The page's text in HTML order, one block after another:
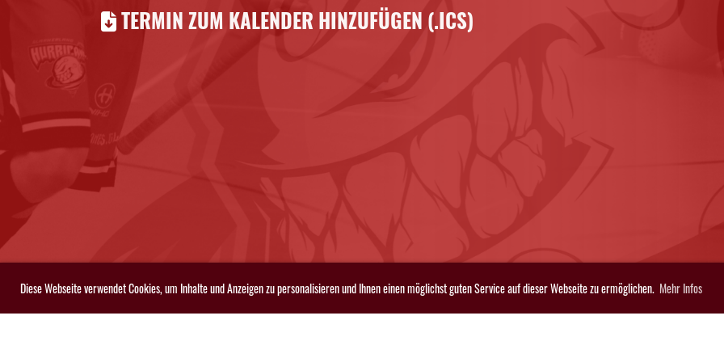
Diese Webseite verwendet Cookies, um Inhalte und Anzeigen zu personalisieren und Ihnen einen möglichst guten Service auf dieser Webseite zu ermöglichen. Mehr Infos
TERMIN ZUM KALENDER HINZUFÜGEN (.ICS)